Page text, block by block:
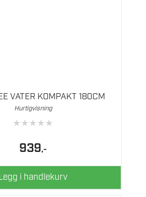
VATER KOMPAKT 180CM
Hurtigvisning
★★★★★
939,-
i handlekurv